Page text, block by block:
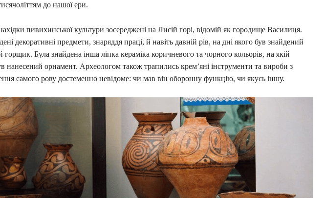
до нашої ери.
пивихинської культури зосереджені на Лисій горі, відомій як городище Василиця.
декоративні предмети, знаряддя праці, й навіть давній рів, на дні якого був знайдений
Була знайдена інша ліпка кераміка коричневого та чорного кольорів, на якій
нанесений орнамент. Археологом також трапились крем’яні інструменти та вироби з
самого рову достеменно невідоме: чи мав він оборонну функцію, чи якусь іншу.